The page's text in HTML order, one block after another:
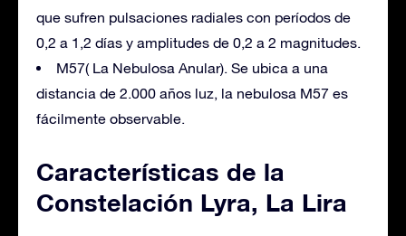
que sufren pulsaciones radiales con períodos de
0,2 a 1,2 días y amplitudes de 0,2 a 2 magnitudes.
M57( La Nebulosa Anular). Se ubica a una
distancia de 2.000 años luz, la nebulosa M57 es
fácilmente observable.
Características de la
Constelación Lyra, La Lira